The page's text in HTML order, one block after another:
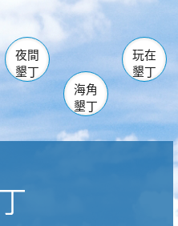
南仁湖
佳樂水
森林遊樂區
管處遊客中心
社頂公園 風吹沙
船帆石 龍磐公園
香蕉灣
砂島
鵝鑾鼻
夜間
墾丁
海角
墾丁
玩在
墾丁